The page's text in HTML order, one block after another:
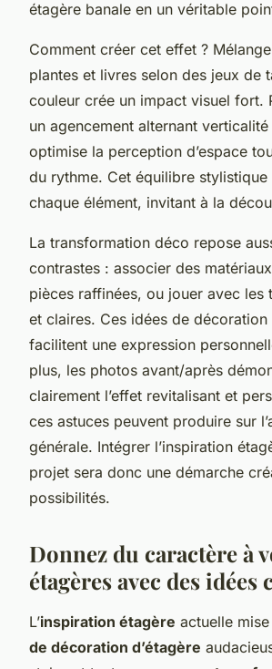
étagère banale en un véritable
Comment créer cet effet ?
plantes et livres selon des jeux de
couleur crée un impact visuel fort.
un agencement alternant
optimise la perception d’espace
du rythme. Cet équilibre stylistique
chaque élément, invitant à la
La transformation déco repose
contrastes : associer des
pièces raffinées, ou jouer avec les
et claires. Ces idées de décoration
facilitent une expression
plus, les photos avant/après
clairement l’effet revitalisant et
ces astuces peuvent produire sur
générale. Intégrer l’inspiration
projet sera donc une démarche
possibilités.
Donnez du caractère à
étagères avec des idées
L’inspiration étagère actuelle
de décoration d’étagère